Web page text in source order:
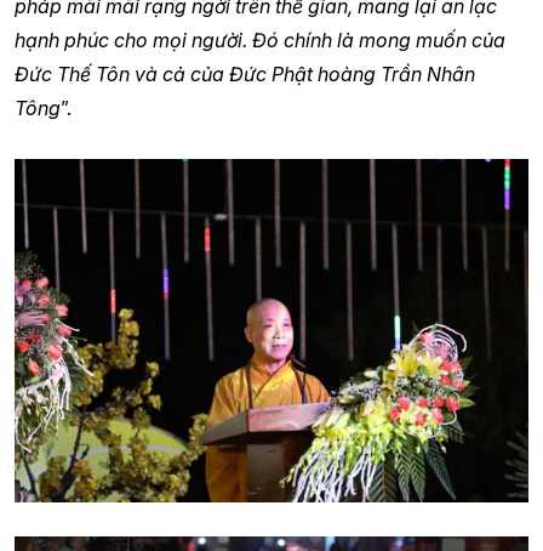
pháp mãi mãi rạng ngời trên thế gian, mang lại an lạc
hạnh phúc cho mọi người. Đó chính là mong muốn của
Đức Thế Tôn và cả của Đức Phật hoàng Trần Nhân
Tông”.